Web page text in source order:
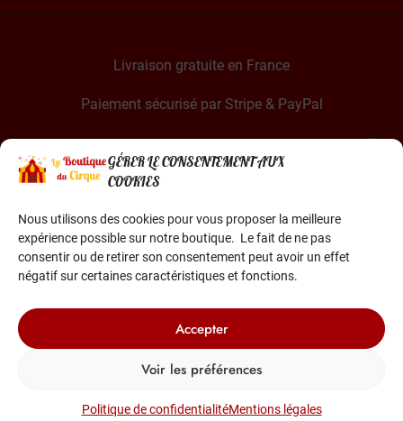
GÉRER LE CONSENTEMENT AUX
COOKIES
Nous utilisons des cookies pour vous proposer la meilleure
expérience possible sur notre boutique. Le fait de ne pas
consentir ou de retirer son consentement peut avoir un effet
négatif sur certaines caractéristiques et fonctions.
Accepter
Voir les préférences
Politique de confidentialitéMentions légales
Livraison gratuite en France
Paiement sécurisé par Stripe & PayPal
La Boutique du Cirque est une entreprise française
Basée dans le sud de la France